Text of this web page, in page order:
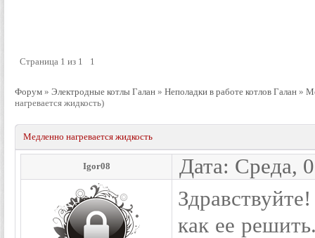
Страница 1 из 1 1
Форум » Электродные котлы Галан » Неполадки в работе котлов Галан »
нагревается жидкость)
Медленно нагревается жидкость
Igor08 Дата: Среда,
как ее